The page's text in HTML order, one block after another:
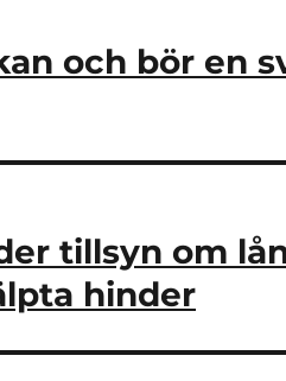
och bör en
tillsyn om
hinder